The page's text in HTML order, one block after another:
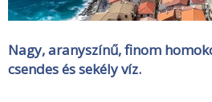
Nagy, aranyszínű, finom
csendes és sekély víz.